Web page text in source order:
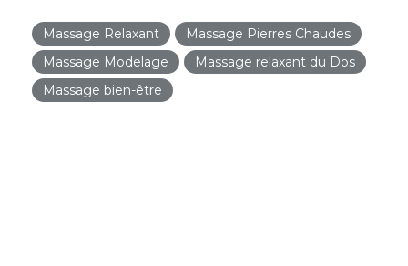
Massage Relaxant
Massage Pierres Chaudes
Massage Modelage
Massage relaxant du Dos
Massage bien-être